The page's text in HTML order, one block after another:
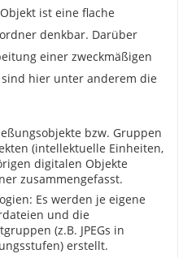
ist eine flache
denkbar. Darüber
einer zweckmäßigen
hier unter anderem die
bzw. Gruppen
(intellektuelle Einheiten,
digitalen Objekte
zusammengefasst.
Es werden je eigene
und die
(z.B. JPEGs in
erstellt.